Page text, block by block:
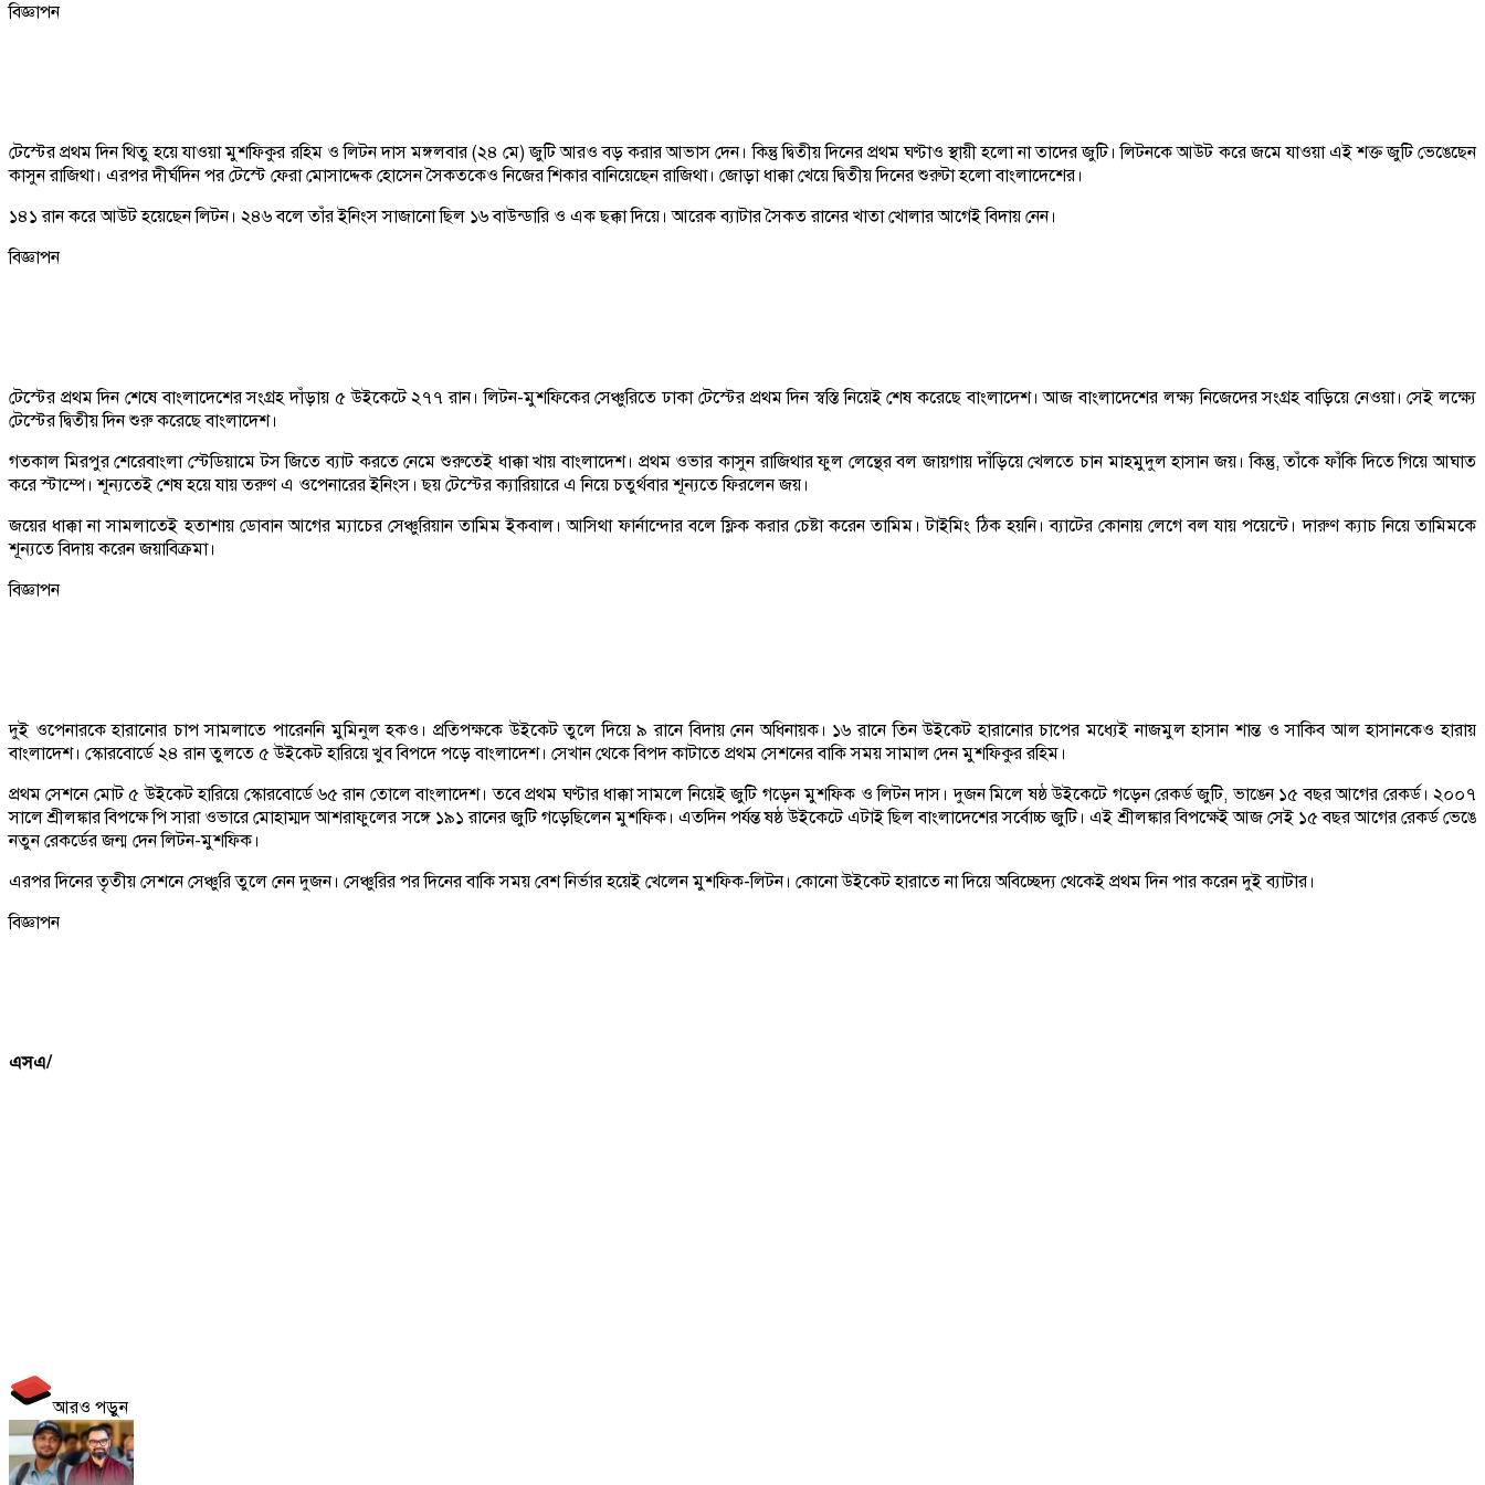
বিজ্ঞাপন
টেস্টের প্রথম দিন থিতু হয়ে যাওয়া মুশফিকুর রহিম ও লিটন দাস মঙ্গলবার (২৪ মে) জুটি আরও বড় করার আভাস দেন। কিন্তু দ্বিতীয় দিনের প্রথম ঘণ্টাও স্থায়ী হলো না তাদের জুটি। লিটনকে আউট করে জমে যাওয়া এই শক্ত জুটি ভেঙেছেন
কাসুন রাজিথা। এরপর দীর্ঘদিন পর টেস্টে ফেরা মোসাদ্দেক হোসেন সৈকতকেও নিজের শিকার বানিয়েছেন রাজিথা। জোড়া ধাক্কা খেয়ে দ্বিতীয় দিনের শুরুটা হলো বাংলাদেশের।
১৪১ রান করে আউট হয়েছেন লিটন। ২৪৬ বলে তাঁর ইনিংস সাজানো ছিল ১৬ বাউন্ডারি ও এক ছক্কা দিয়ে। আরেক ব্যাটার সৈকত রানের খাতা খোলার আগেই বিদায় নেন।
বিজ্ঞাপন
টেস্টের প্রথম দিন শেষে বাংলাদেশের সংগ্রহ দাঁড়ায় ৫ উইকেটে ২৭৭ রান। লিটন-মুশফিকের সেঞ্চুরিতে ঢাকা টেস্টের প্রথম দিন স্বস্তি নিয়েই শেষ করেছে বাংলাদেশ। আজ বাংলাদেশের লক্ষ্য নিজেদের সংগ্রহ বাড়িয়ে নেওয়া। সেই লক্ষ্যে
টেস্টের দ্বিতীয় দিন শুরু করেছে বাংলাদেশ।
গতকাল মিরপুর শেরেবাংলা স্টেডিয়ামে টস জিতে ব্যাট করতে নেমে শুরুতেই ধাক্কা খায় বাংলাদেশ। প্রথম ওভার কাসুন রাজিথার ফুল লেন্থের বল জায়গায় দাঁড়িয়ে খেলতে চান মাহমুদুল হাসান জয়। কিন্তু, তাঁকে ফাঁকি দিতে গিয়ে আঘাত
করে স্টাম্পে। শূন্যতেই শেষ হয়ে যায় তরুণ এ ওপেনারের ইনিংস। ছয় টেস্টের ক্যারিয়ারে এ নিয়ে চতুর্থবার শূন্যতে ফিরলেন জয়।
জয়ের ধাক্কা না সামলাতেই হতাশায় ডোবান আগের ম্যাচের সেঞ্চুরিয়ান তামিম ইকবাল। আসিথা ফার্নান্দোর বলে ফ্লিক করার চেষ্টা করেন তামিম। টাইমিং ঠিক হয়নি। ব্যাটের কোনায় লেগে বল যায় পয়েন্টে। দারুণ ক্যাচ নিয়ে তামিমকে
শূন্যতে বিদায় করেন জয়াবিক্রমা।
বিজ্ঞাপন
দুই ওপেনারকে হারানোর চাপ সামলাতে পারেননি মুমিনুল হকও। প্রতিপক্ষকে উইকেট তুলে দিয়ে ৯ রানে বিদায় নেন অধিনায়ক। ১৬ রানে তিন উইকেট হারানোর চাপের মধ্যেই নাজমুল হাসান শান্ত ও সাকিব আল হাসানকেও হারায়
বাংলাদেশ। স্কোরবোর্ডে ২৪ রান তুলতে ৫ উইকেট হারিয়ে খুব বিপদে পড়ে বাংলাদেশ। সেখান থেকে বিপদ কাটাতে প্রথম সেশনের বাকি সময় সামাল দেন মুশফিকুর রহিম।
প্রথম সেশনে মোট ৫ উইকেট হারিয়ে স্কোরবোর্ডে ৬৫ রান তোলে বাংলাদেশ। তবে প্রথম ঘণ্টার ধাক্কা সামলে নিয়েই জুটি গড়েন মুশফিক ও লিটন দাস। দুজন মিলে ষষ্ঠ উইকেটে গড়েন রেকর্ড জুটি, ভাঙেন ১৫ বছর আগের রেকর্ড। ২০০৭
সালে শ্রীলঙ্কার বিপক্ষে পি সারা ওভারে মোহাম্মদ আশরাফুলের সঙ্গে ১৯১ রানের জুটি গড়েছিলেন মুশফিক। এতদিন পর্যন্ত ষষ্ঠ উইকেটে এটাই ছিল বাংলাদেশের সর্বোচ্চ জুটি। এই শ্রীলঙ্কার বিপক্ষেই আজ সেই ১৫ বছর আগের রেকর্ড ভেঙে
নতুন রেকর্ডের জন্ম দেন লিটন-মুশফিক।
এরপর দিনের তৃতীয় সেশনে সেঞ্চুরি তুলে নেন দুজন। সেঞ্চুরির পর দিনের বাকি সময় বেশ নির্ভার হয়েই খেলেন মুশফিক-লিটন। কোনো উইকেট হারাতে না দিয়ে অবিচ্ছেদ্য থেকেই প্রথম দিন পার করেন দুই ব্যাটার।
বিজ্ঞাপন
এসএ/
আরও পড়ুন